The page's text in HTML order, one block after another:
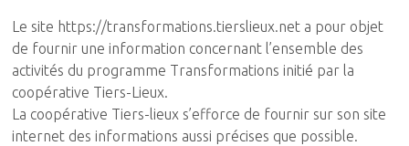
Le site https://transformations.tierslieux.net a pour objet
de fournir une information concernant l’ensemble des
activités du programme Transformations initié par la
coopérative Tiers-Lieux.
La coopérative Tiers-lieux s’efforce de fournir sur son site
internet des informations aussi précises que possible.